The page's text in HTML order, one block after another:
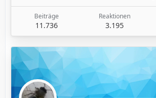
Beiträge
11.736
Reaktionen
3.195